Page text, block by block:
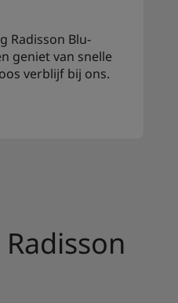
Radisson Blu-
geniet van snelle
verblijf bij ons.